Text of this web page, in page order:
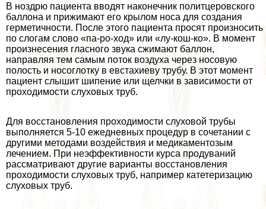
В ноздрю пациента вводят наконечник политцеровского
баллона и прижимают его крылом носа для создания
герметичности. После этого пациента просят произносить
по слогам слово «па-ро-ход» или «лу-кош-ко». В момент
произнесения гласного звука сжимают баллон,
направляя тем самым поток воздуха через носовую
полость и носоглотку в евстахиеву трубу. В этот момент
пациент слышит шипение или щелчки в зависимости от
проходимости слуховых труб.
Для восстановления проходимости слуховой трубы
выполняется 5-10 ежедневных процедур в сочетании с
другими методами воздействия и медикаментозым
лечением. При неэффективности курса продуваний
рассматривают другие варианты восстановления
проходимости слуховых труб, например катетеризацию
слуховых труб.